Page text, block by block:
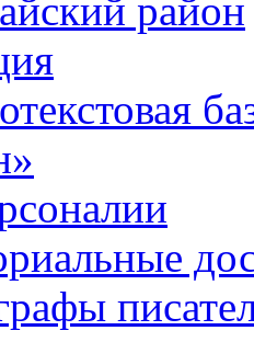
район